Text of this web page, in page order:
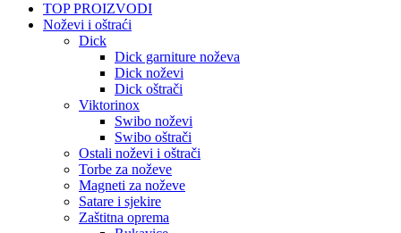
TOP PROIZVODI
Noževi i oštraći
Dick
Dick garniture noževa
Dick noževi
Dick oštrači
Viktorinox
Swibo noževi
Swibo oštrači
Ostali noževi i oštrači
Torbe za noževe
Magneti za noževe
Satare i sjekire
Zaštitna oprema